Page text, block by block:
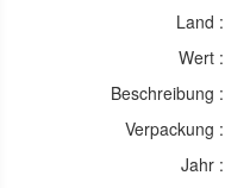
Land :
Wert :
Beschreibung :
Verpackung :
Jahr :